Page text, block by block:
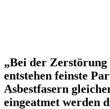
„Bei der
entstehen feinste
Asbestfasern
eingeatmet werden